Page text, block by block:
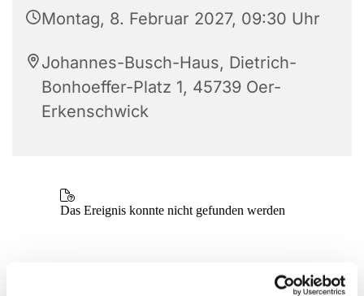
Montag, 8. Februar 2027, 09:30 Uhr
Johannes-Busch-Haus, Dietrich-
Bonhoeffer-Platz 1, 45739 Oer-
Erkenschwick